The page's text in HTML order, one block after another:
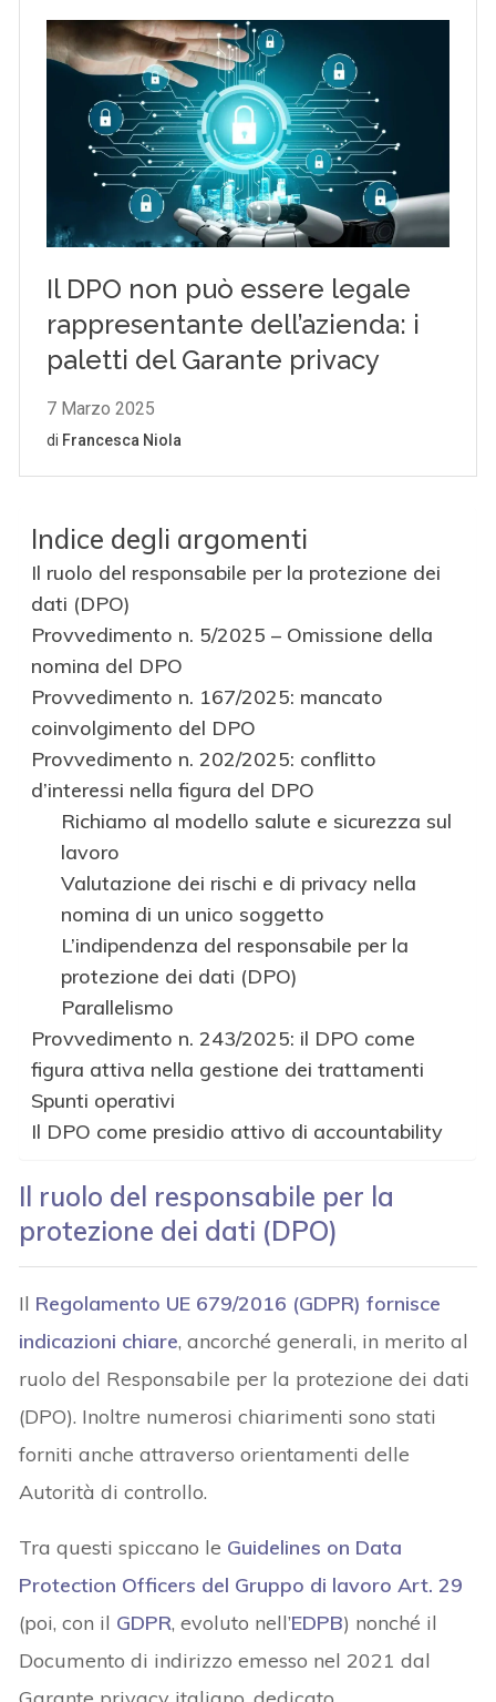
Indice degli argomenti
Il ruolo del responsabile per la protezione dei
dati (DPO)
Provvedimento n. 5/2025 – Omissione della
nomina del DPO
Provvedimento n. 167/2025: mancato
coinvolgimento del DPO
Provvedimento n. 202/2025: conflitto
d’interessi nella figura del DPO
Richiamo al modello salute e sicurezza sul
lavoro
Valutazione dei rischi e di privacy nella
nomina di un unico soggetto
L’indipendenza del responsabile per la
protezione dei dati (DPO)
Parallelismo
Provvedimento n. 243/2025: il DPO come
figura attiva nella gestione dei trattamenti
Spunti operativi
Il DPO come presidio attivo di accountability
Il ruolo del responsabile per la
protezione dei dati (DPO)
Il Regolamento UE 679/2016 (GDPR) fornisce
indicazioni chiare, ancorché generali, in merito al
ruolo del Responsabile per la protezione dei dati
(DPO). Inoltre numerosi chiarimenti sono stati
forniti anche attraverso orientamenti delle
Autorità di controllo.
Tra questi spiccano le Guidelines on Data
Protection Officers del Gruppo di lavoro Art. 29
(poi, con il GDPR, evoluto nell’EDPB) nonché il
Documento di indirizzo emesso nel 2021 dal